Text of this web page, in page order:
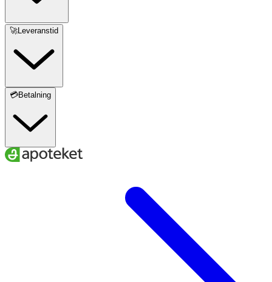
🚀Leveranstid
💳Betalning